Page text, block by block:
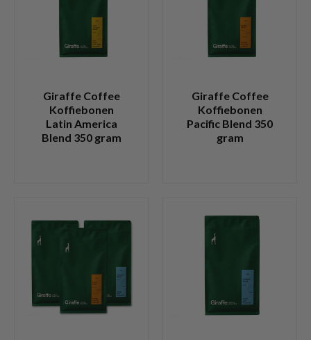
Giraffe Coffee
Koffiebonen
Latin America
Blend 350 gram
Giraffe Coffee
Koffiebonen
Pacific Blend 350
gram